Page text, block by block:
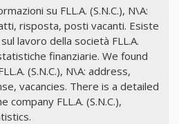
su FLL.A. (S.N.C.), N\A:
risposta, posti vacanti. Esiste
lavoro della società FLL.A.
finanziarie. We found
(S.N.C.), N\A: address,
vacancies. There is a detailed
FLL.A. (S.N.C.),